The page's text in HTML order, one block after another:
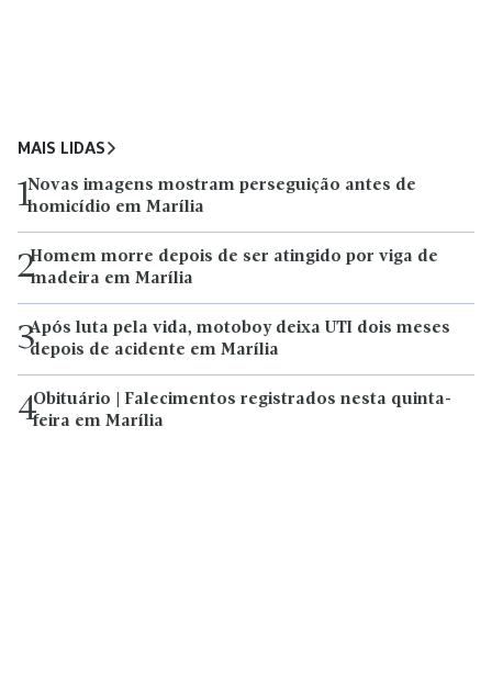
MAIS LIDAS
1Novas imagens mostram perseguição antes de
homicídio em Marília
2Homem morre depois de ser atingido por viga de
madeira em Marília
3Após luta pela vida, motoboy deixa UTI dois meses
depois de acidente em Marília
4Obituário | Falecimentos registrados nesta quinta-
feira em Marília